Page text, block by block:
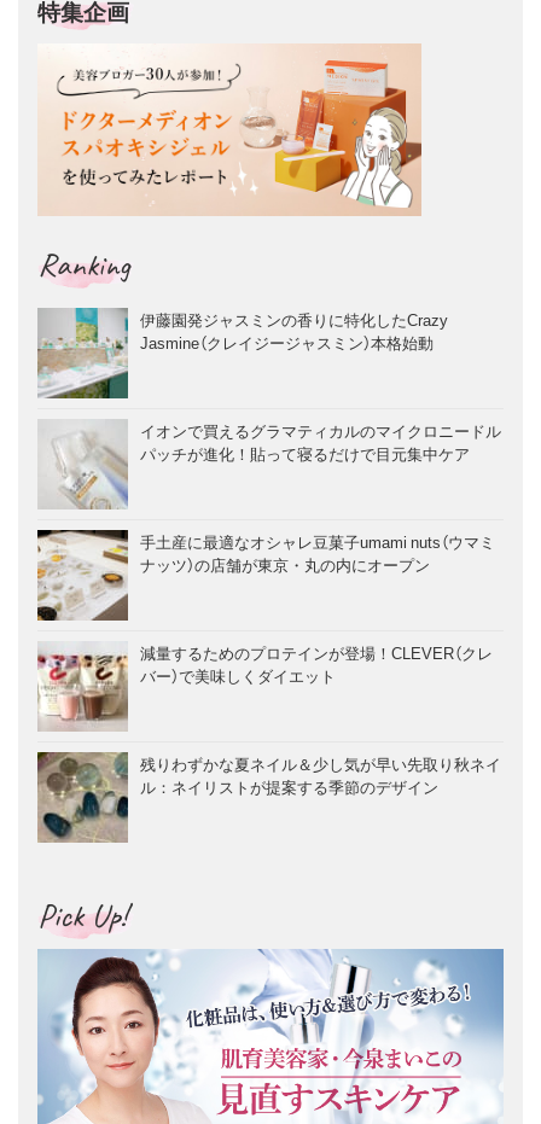
特集企画
Ranking
伊藤園発ジャスミンの香りに特化したCrazy
Jasmine（クレイジージャスミン）本格始動
イオンで買えるグラマティカルのマイクロニードル
パッチが進化！貼って寝るだけで目元集中ケア
手土産に最適なオシャレ豆菓子umami nuts（ウマミ
ナッツ）の店舗が東京・丸の内にオープン
減量するためのプロテインが登場！CLEVER（クレ
バー）で美味しくダイエット
残りわずかな夏ネイル＆少し気が早い先取り秋ネイ
ル：ネイリストが提案する季節のデザイン
Pick Up!